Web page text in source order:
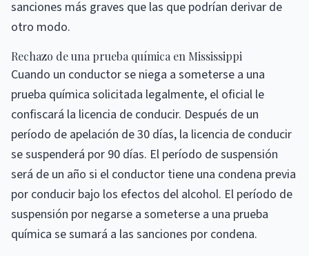
sanciones más graves que las que podrían derivar de
otro modo.
Rechazo de una prueba química en Mississippi
Cuando un conductor se niega a someterse a una
prueba química solicitada legalmente, el oficial le
confiscará la licencia de conducir. Después de un
período de apelación de 30 días, la licencia de conducir
se suspenderá por 90 días. El período de suspensión
será de un año si el conductor tiene una condena previa
por conducir bajo los efectos del alcohol. El período de
suspensión por negarse a someterse a una prueba
química se sumará a las sanciones por condena.